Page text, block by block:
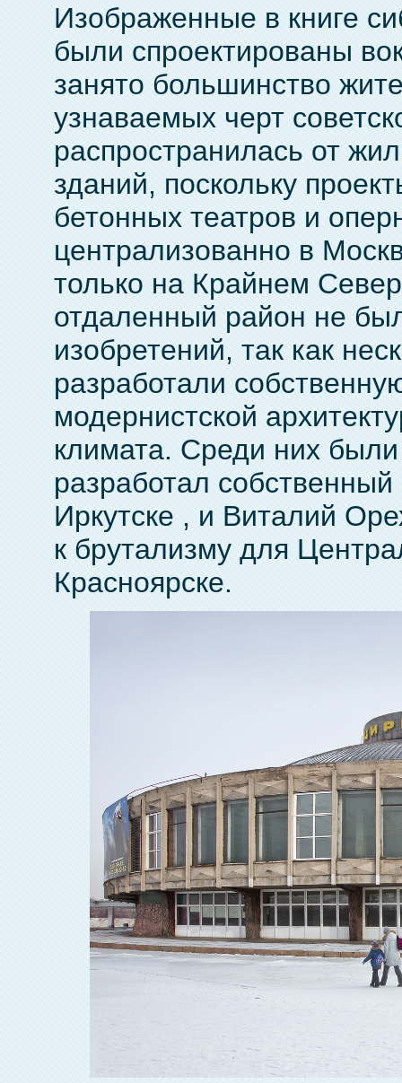
Изображенные в книге
были спроектированы
занято большинство
узнаваемых черт
распространилась от
зданий, поскольку
бетонных театров и
централизованно в
только на Крайнем
отдаленный район не
изобретений, так как
разработали
модернистской
климата. Среди них
разработал
Иркутске , и Виталий
к брутализму для
Красноярске.